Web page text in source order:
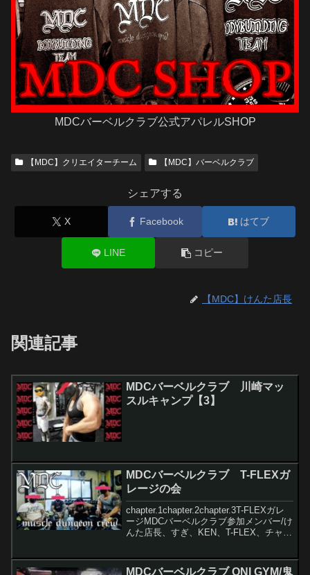
MDCバーベルクラブ公式アパレルSHOP
【MDC】クリエイターチーム 【MDC】バーベルクラブ
シェアする
X Facebook はてブ
LINE コピー
【MDC】けんた店長
関連記事
MDCバーベルクラブ 川崎マッ
スルキャンプ【3】
MDCバーベルクラブ T-FLEXガ
レージの会
chapter.1chapter.2chapter.3T-FLEXガレ
ージMDCバーベルクラブ参加メンバー/け
んた店長、すぎ、KEN、T-FLEX、チャン
MDCバーベルクラブ ONI GYM/鬼